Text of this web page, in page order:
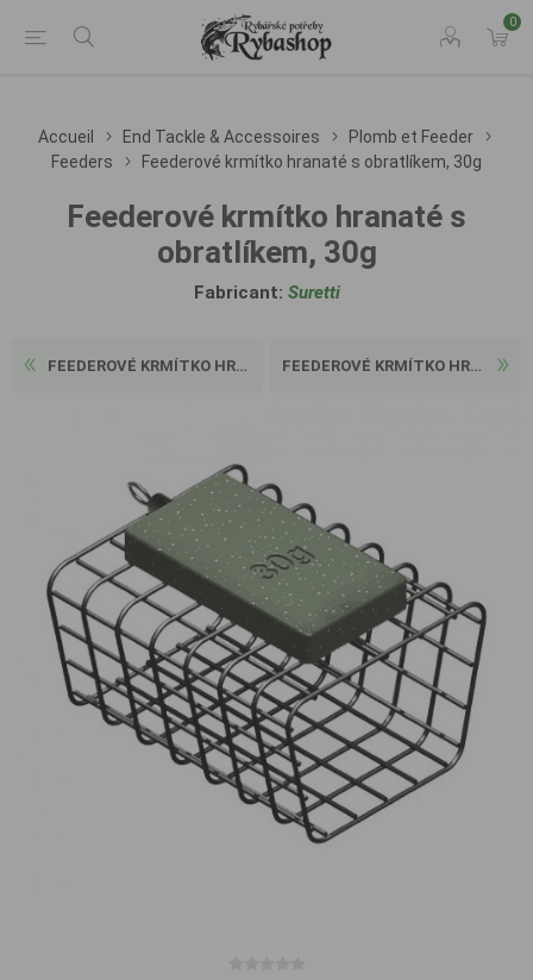
0
Accueil End Tackle & Accessoires
Plomb et Feeder
Feeders
Feederové krmítko hranaté s obratlíkem, 30g
Feederové krmítko hranaté s
obratlíkem, 30g
Fabricant: Suretti
FEEDEROVÉ KRMÍTKO HRANATÉ S... FEEDEROVÉ KRMÍTKO HRANATÉ S...